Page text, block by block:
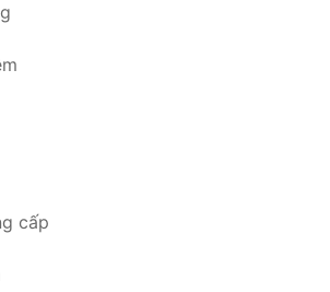
cấp